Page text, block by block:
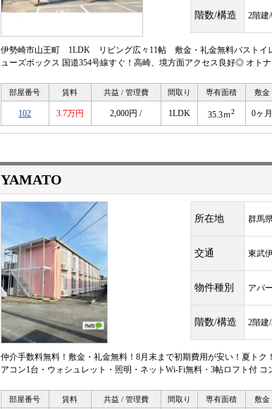
階数/構造 2階建
伊勢崎市山王町 1LDK リビング広々11帖 敷金・礼金無料バストイ
ューズボックス 国道354号線すぐ！高崎、境方面アクセス良好◎ オト
部屋番号 賃料 共益 / 管理費 間取り 専有面積 敷金
102 3.7万円 2,000円 / 1LDK 35.3ｍ2 0ヶ月
YAMATO
所在地 群馬
交通 東武
物件種別 アパ
階数/構造 2階建
仲介手数料無料！敷金・礼金無料！8月末まで初期費用が安い！夏ト
アコン1台・ウォシュレット・照明・ネットWi-Fi無料・3帖ロフト付
部屋番号 賃料 共益 / 管理費 間取り 専有面積 敷金